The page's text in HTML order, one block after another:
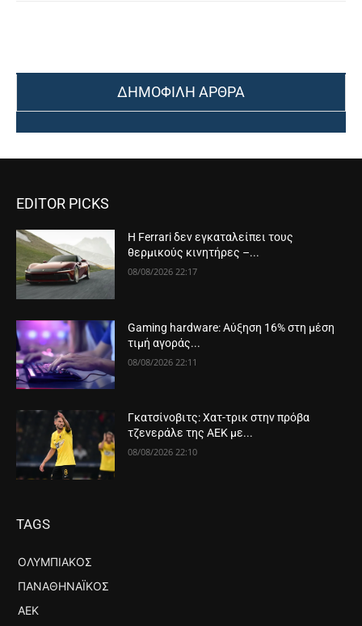
ΔΗΜΟΦΙΛΗ ΑΡΘΡΑ
EDITOR PICKS
Η Ferrari δεν εγκαταλείπει τους
θερμικούς κινητήρες –...
08/08/2026 22:17
Gaming hardware: Αύξηση 16% στη μέση
τιμή αγοράς...
08/08/2026 22:11
Γκατσίνοβιτς: Χατ-τρικ στην πρόβα
τζενεράλε της ΑΕΚ με...
08/08/2026 22:10
TAGS
ΟΛΥΜΠΙΑΚΌΣ
ΠΑΝΑΘΗΝΑΪΚΌΣ
ΑΕΚ